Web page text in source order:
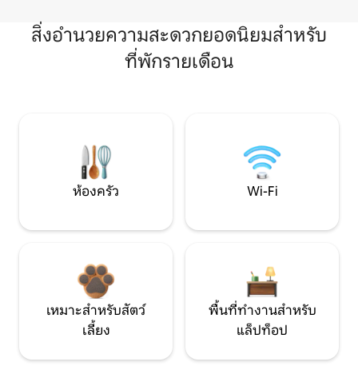
สิ่งอำนวยความสะดวกยอดนิยมสำหรับ
ที่พักรายเดือน
ห้องครัว Wi-Fi
เหมาะสำหรับสัตว์
เลี้ยง
พื้นที่ทำงานสำหรับ
แล็ปท็อป